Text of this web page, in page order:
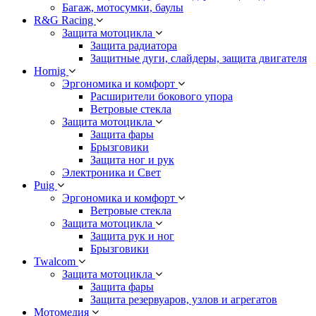
Багаж, мотосумки, баулы
R&G Racing
Защита мотоцикла
Защита радиатора
Защитные дуги, слайдеры, защита двигателя
Hornig
Эргономика и комфорт
Расширители бокового упора
Ветровые стекла
Защита мотоцикла
Защита фары
Брызговики
Защита ног и рук
Электроника и Свет
Puig
Эргономика и комфорт
Ветровые стекла
Защита мотоцикла
Защита рук и ног
Брызговики
Twalcom
Защита мотоцикла
Защита фары
Защита резервуаров, узлов и агрегатов
Мотомедия